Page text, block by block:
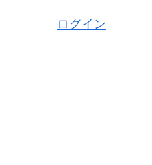
ログイン